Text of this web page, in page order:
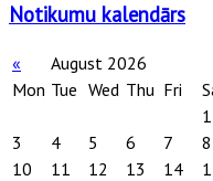
Notikumu kalendārs
« August 2026
Mon Tue Wed Thu Fri
1
3
4 5 6 7 8
10
11 12 13 14